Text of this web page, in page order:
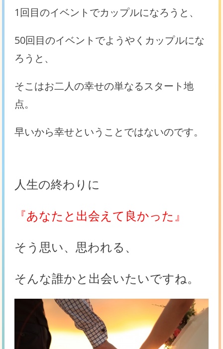
1回目のイベントでカップルになろうと、
50回目のイベントでようやくカップルにな
ろうと、
そこはお二人の幸せの単なるスタート地
点。
早いから幸せということではないのです。
人生の終わりに
『あなたと出会えて良かった』
そう思い、思われる、
そんな誰かと出会いたいですね。